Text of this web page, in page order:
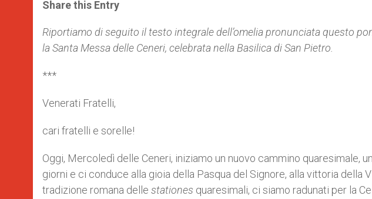
s
p
p
e
g
e
r
b
o
k
r
Share this Entry
Riportiamo di seguito il testo integrale dell’omelia pronunciata questo
la Santa Messa delle Ceneri, celebrata nella Basilica di San Pietro.
***
Venerati Fratelli,
cari fratelli e sorelle!
Oggi, Mercoledì delle Ceneri, iniziamo un nuovo cammino quaresimale,
giorni e ci conduce alla gioia della Pasqua del Signore, alla vittoria della
tradizione romana delle stationes quaresimali, ci siamo radunati per la